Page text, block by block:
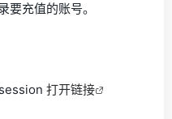
要充值的账号。
打开链接